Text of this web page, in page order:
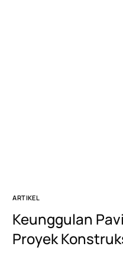
ARTIKEL
Keunggulan
Proyek